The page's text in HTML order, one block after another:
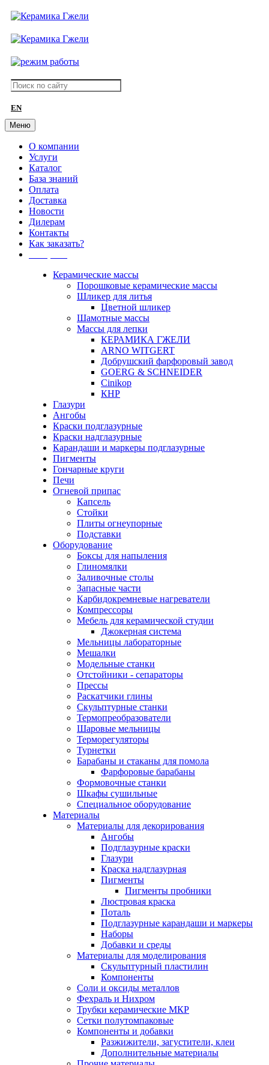
EN
Меню
О компании
Услуги
Каталог
База знаний
Оплата
Доставка
Новости
Дилерам
Контакты
Как заказать?
Керамические массы
Порошковые керамические массы
Шликер для литья
Цветной шликер
Шамотные массы
Массы для лепки
КЕРАМИКА ГЖЕЛИ
ARNO WITGERT
Добрушский фарфоровый завод
GOERG & SCHNEIDER
Cinikop
КНР
Глазури
Ангобы
Краски подглазурные
Краски надглазурные
Карандаши и маркеры подглазурные
Пигменты
Гончарные круги
Печи
Огневой припас
Капсель
Стойки
Плиты огнеупорные
Подставки
Оборудование
Боксы для напыления
Глиномялки
Заливочные столы
Запасные части
Карбидокремневые нагреватели
Компрессоры
Мебель для керамической студии
Джокерная система
Мельницы лабораторные
Мешалки
Модельные станки
Отстойники - сепараторы
Прессы
Раскатчики глины
Скульптурные станки
Термопреобразователи
Шаровые мельницы
Терморегуляторы
Турнетки
Барабаны и стаканы для помола
Фарфоровые барабаны
Формовочные станки
Шкафы сушильные
Специальное оборудование
Материалы
Материалы для декорирования
Ангобы
Подглазурные краски
Глазури
Краска надглазурная
Пигменты
Пигменты пробники
Люстровая краска
Поталь
Подглазурные карандаши и маркеры
Наборы
Добавки и среды
Материалы для моделирования
Скульптурный пластилин
Компоненты
Соли и оксиды металлов
Фехраль и Нихром
Трубки керамические МКР
Сетки полутомпаковые
Компоненты и добавки
Разжижители, загустители, клеи
Дополнительные материалы